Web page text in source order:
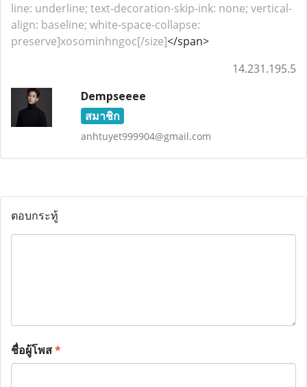
line: underline; text-decoration-skip-ink: none; vertical-
align: baseline; white-space-collapse:
preserve]xosominhngoc[/size]</span>
14.231.195.5
Dempseeee
สมาชิก
anhtuyet999904@gmail.com
ตอบกระทู้
ชื่อผู้โพส*